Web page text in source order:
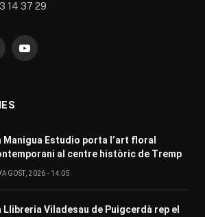
14 37 29
YouTube
Manigua Estudio porta l’art floral
al centre històric de Tremp
2026 - 14:05
Llibreria Viladesau de Puigcerdà rep el